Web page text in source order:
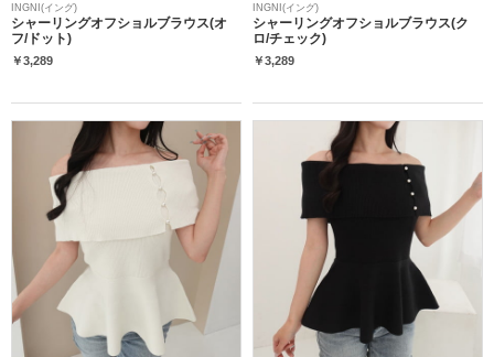
INGNI(イング)
シャーリングオフショルブラウス(オ
フ/ドット)
￥3,289
INGNI(イング)
シャーリングオフショルブラウス(ク
ロ/チェック)
￥3,289